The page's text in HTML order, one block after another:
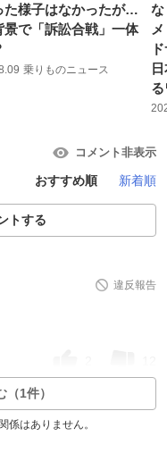
た様子はなかったが…
景で「訴訟合戦」一体
乗りものニュース
な
コメント非表示
おすすめ順 新着順
トする
違反報告
1件）
係はありません。